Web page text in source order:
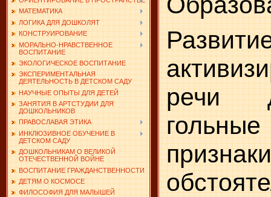
МАТЕМАТИКА
ЛОГИКА ДЛЯ ДОШКОЛЯТ
КОНСТРУИРОВАНИЕ
МОРАЛЬНО-НРАВСТВЕННОЕ
ВОСПИТАНИЕ
ЭКОЛОГИЧЕСКОЕ ВОСПИТАНИЕ
ЭКСПЕРИМЕНТАЛЬНАЯ
ДЕЯТЕЛЬНОСТЬ В ДЕТСКОМ САДУ
НАУЧНЫЕ ОПЫТЫ ДЛЯ ДЕТЕЙ
ЗАНЯТИЯ В АРТСТУДИИ ДЛЯ
ДОШКОЛЬНИКОВ
ПРАВОСЛАВАЯ ЭТИКА
ИНКЛЮЗИВНОЕ ОБУЧЕНИЕ В
ДЕТСКОМ САДУ
ДОШКОЛЬНИКАМ О ВЕЛИКОЙ
ОТЕЧЕСТВЕННОЙ ВОЙНЕ
ВОСПИТАНИЕ ГРАЖДАНСТВЕННОСТИ
ДЕТЯМ О КОСМОСЕ
ФИЛОСОФИЯ ДЛЯ МАЛЫШЕЙ
речи